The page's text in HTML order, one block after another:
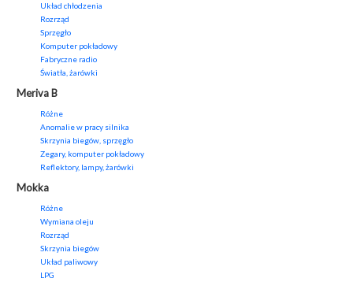
Układ chłodzenia
Rozrząd
Sprzęgło
Komputer pokładowy
Fabryczne radio
Światła, żarówki
Meriva B
Różne
Anomalie w pracy silnika
Skrzynia biegów, sprzęgło
Zegary, komputer pokładowy
Reflektory, lampy, żarówki
Mokka
Różne
Wymiana oleju
Rozrząd
Skrzynia biegów
Układ paliwowy
LPG